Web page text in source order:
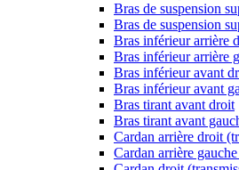
Bras de suspension
Bras de suspension
Bras inférieur arrière
Bras inférieur arrière
Bras inférieur avant
Bras inférieur avant
Bras tirant avant droit
Bras tirant avant
Cardan arrière droit
Cardan arrière